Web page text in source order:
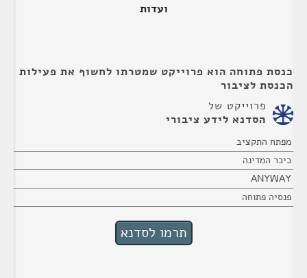
ועדות
כנסת פתוחה הוא פרוייקט שמטרתו לחשוף את פעילות
הכנסת לציבור
פרוייקט של
הסדנא לידע ציבורי
מפתח התקציב
כיכר המדינה
ANYWAY
פנסיה פתוחה